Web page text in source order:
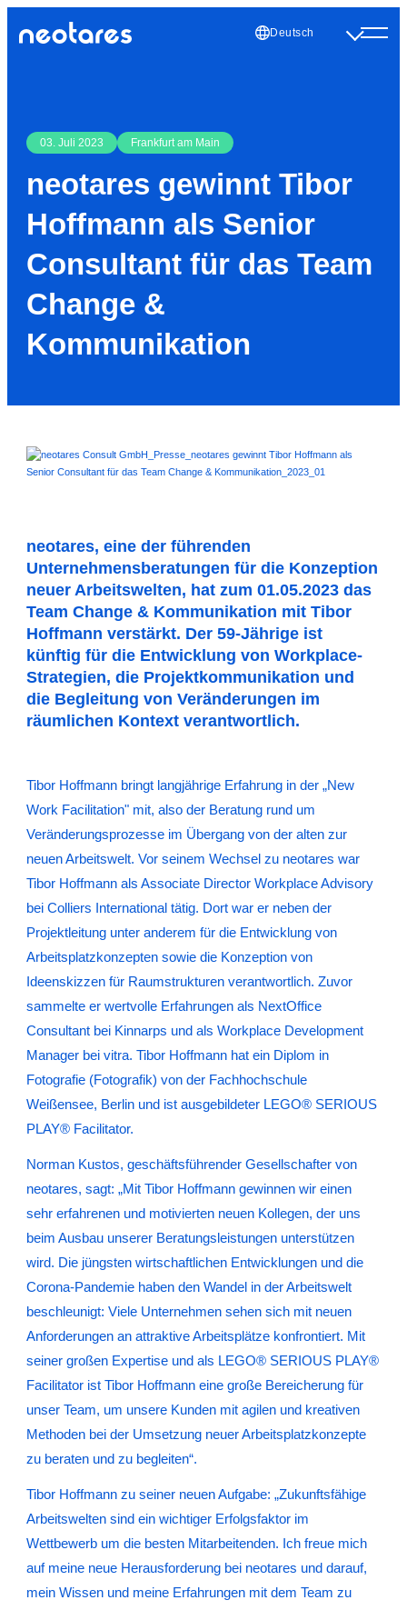
Deutsch
03. Juli 2023 Frankfurt am Main
neotares gewinnt Tibor
Hoffmann als Senior
Consultant für das Team
Change &
Kommunikation
neotares, eine der führenden
Unternehmensberatungen für die Konzeption
neuer Arbeitswelten, hat zum 01.05.2023 das
Team Change & Kommunikation mit Tibor
Hoffmann verstärkt. Der 59-Jährige ist
künftig für die Entwicklung von Workplace-
Strategien, die Projektkommunikation und
die Begleitung von Veränderungen im
räumlichen Kontext verantwortlich.
Tibor Hoffmann bringt langjährige Erfahrung in der „New
Work Facilitation" mit, also der Beratung rund um
Veränderungsprozesse im Übergang von der alten zur
neuen Arbeitswelt. Vor seinem Wechsel zu neotares war
Tibor Hoffmann als Associate Director Workplace Advisory
bei Colliers International tätig. Dort war er neben der
Projektleitung unter anderem für die Entwicklung von
Arbeitsplatzkonzepten sowie die Konzeption von
Ideenskizzen für Raumstrukturen verantwortlich. Zuvor
sammelte er wertvolle Erfahrungen als NextOffice
Consultant bei Kinnarps und als Workplace Development
Manager bei vitra. Tibor Hoffmann hat ein Diplom in
Fotografie (Fotografik) von der Fachhochschule
Weißensee, Berlin und ist ausgebildeter LEGO® SERIOUS
PLAY® Facilitator.
Norman Kustos, geschäftsführender Gesellschafter von
neotares, sagt: „Mit Tibor Hoffmann gewinnen wir einen
sehr erfahrenen und motivierten neuen Kollegen, der uns
beim Ausbau unserer Beratungsleistungen unterstützen
wird. Die jüngsten wirtschaftlichen Entwicklungen und die
Corona-Pandemie haben den Wandel in der Arbeitswelt
beschleunigt: Viele Unternehmen sehen sich mit neuen
Anforderungen an attraktive Arbeitsplätze konfrontiert. Mit
seiner großen Expertise und als LEGO® SERIOUS PLAY®
Facilitator ist Tibor Hoffmann eine große Bereicherung für
unser Team, um unsere Kunden mit agilen und kreativen
Methoden bei der Umsetzung neuer Arbeitsplatzkonzepte
zu beraten und zu begleiten“.
Tibor Hoffmann zu seiner neuen Aufgabe: „Zukunftsfähige
Arbeitswelten sind ein wichtiger Erfolgsfaktor im
Wettbewerb um die besten Mitarbeitenden. Ich freue mich
auf meine neue Herausforderung bei neotares und darauf,
mein Wissen und meine Erfahrungen mit dem Team zu